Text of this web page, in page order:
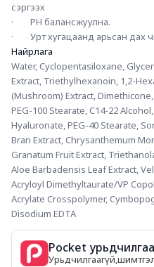
сэргээх
·        PH балансжуулна.
·        Урт хугацаанд арьсан
Найрлага
Water, Cyclopentasiloxane,
Extract, Triethylhexanoin, 1,2-
(Mushroom) Extract,
PEG-100 Stearate, C14-22
Hyaluronate, PEG-40 Stearate,
Bran Extract, Chrysanthemum
Granatum Fruit Extract,
Aloe Barbadensis Leaf Extract,
Acryloyl Dimethyltaurate/VP
Acrylate Crosspolymer,
Disodium EDTA
Pocket